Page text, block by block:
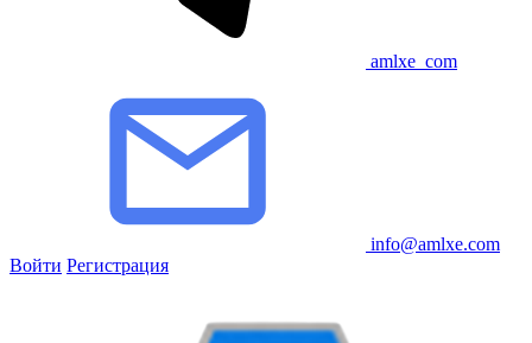
amlxe_com
info@amlxe.com
Войти Регистрация